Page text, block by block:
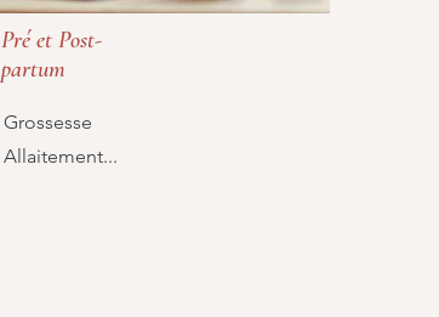
Pré et Post-
partum
Grossesse
Allaitement...